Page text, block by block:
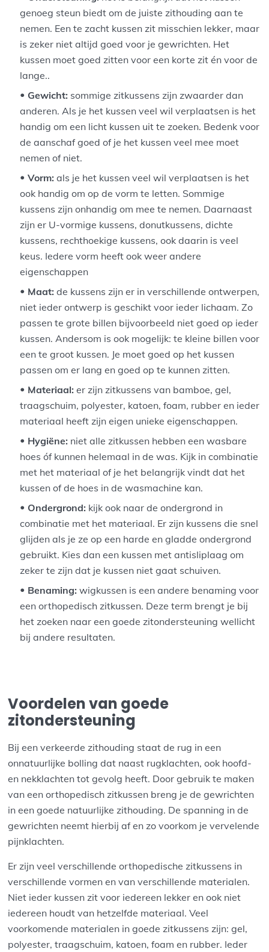
genoeg steun biedt om de juiste zithouding aan te
nemen. Een te zacht kussen zit misschien lekker, maar
is zeker niet altijd goed voor je gewrichten. Het
kussen moet goed zitten voor een korte zit én voor de
lange..
Gewicht: sommige zitkussens zijn zwaarder dan
anderen. Als je het kussen veel wil verplaatsen is het
handig om een licht kussen uit te zoeken. Bedenk voor
de aanschaf goed of je het kussen veel mee moet
nemen of niet.
Vorm: als je het kussen veel wil verplaatsen is het
ook handig om op de vorm te letten. Sommige
kussens zijn onhandig om mee te nemen. Daarnaast
zijn er U-vormige kussens, donutkussens, dichte
kussens, rechthoekige kussens, ook daarin is veel
keus. Iedere vorm heeft ook weer andere
eigenschappen
Maat: de kussens zijn er in verschillende ontwerpen,
niet ieder ontwerp is geschikt voor ieder lichaam. Zo
passen te grote billen bijvoorbeeld niet goed op ieder
kussen. Andersom is ook mogelijk: te kleine billen voor
een te groot kussen. Je moet goed op het kussen
passen om er lang en goed op te kunnen zitten.
Materiaal:er zijn zitkussens van bamboe, gel,
traagschuim, polyester, katoen, foam, rubber en ieder
materiaal heeft zijn eigen unieke eigenschappen.
Hygiëne: niet alle zitkussen hebben een wasbare
hoes óf kunnen helemaal in de was. Kijk in combinatie
met het materiaal of je het belangrijk vindt dat het
kussen of de hoes in de wasmachine kan.
Ondergrond: kijk ook naar de ondergrond in
combinatie met het materiaal. Er zijn kussens die snel
glijden als je ze op een harde en gladde ondergrond
gebruikt. Kies dan een kussen met antisliplaag om
zeker te zijn dat je kussen niet gaat schuiven.
Benaming: wigkussen is een andere benaming voor
een orthopedisch zitkussen. Deze term brengt je bij
het zoeken naar een goede zitondersteuning wellicht
bij andere resultaten.
Voordelen van goede
zitondersteuning
Bij een verkeerde zithouding staat de rug in een
onnatuurlijke bolling dat naast rugklachten, ook hoofd-
en nekklachten tot gevolg heeft. Door gebruik te maken
van een orthopedisch zitkussen breng je de gewrichten
in een goede natuurlijke zithouding. De spanning in de
gewrichten neemt hierbij af en zo voorkom je vervelende
pijnklachten.
Er zijn veel verschillende orthopedische zitkussens in
verschillende vormen en van verschillende materialen.
Niet ieder kussen zit voor iedereen lekker en ook niet
iedereen houdt van hetzelfde materiaal. Veel
voorkomende materialen in goede zitkussens zijn: gel,
polyester, traagschuim, katoen, foam en rubber. Ieder